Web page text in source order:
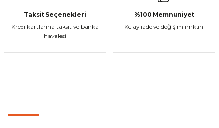
Taksit Seçenekleri
Kredi kartlarına taksit ve banka
havalesi
%100 Memnuniyet
Kolay iade ve değişim imkanı